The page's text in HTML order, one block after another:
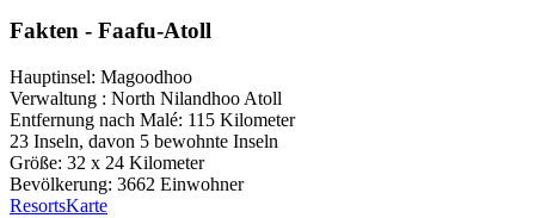
Fakten - Faafu-Atoll
Hauptinsel: Magoodhoo
Verwaltung : North Nilandhoo Atoll
Entfernung nach Malé: 115 Kilometer
23 Inseln, davon 5 bewohnte Inseln
Größe: 32 x 24 Kilometer
Bevölkerung: 3662 Einwohner
ResortsKarte